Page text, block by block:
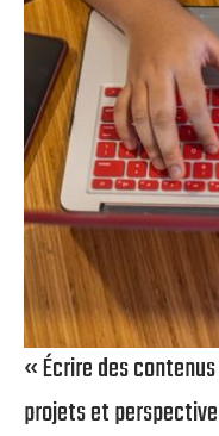
« Écrire des
projets et